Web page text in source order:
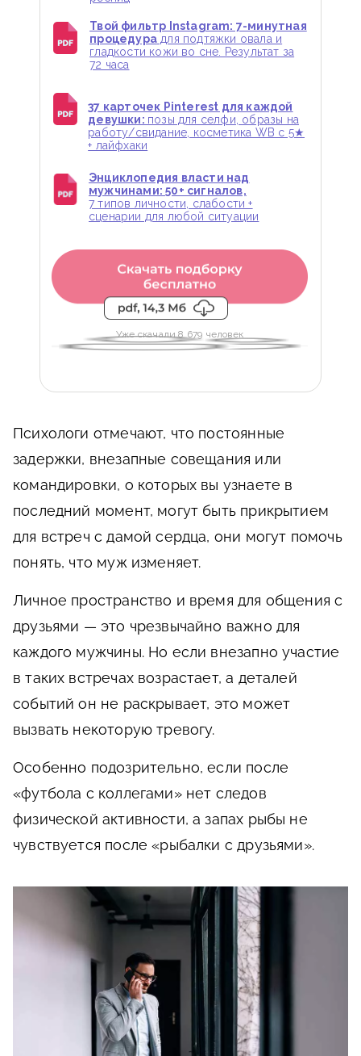
Твой фильтр Instagram: 7-минутная
процедурадля подтяжки овала и
гладкости кожи во сне. Результат за
72 часа
Уже скачали 8 679 человек
37 карточек Pinterest для каждой
девушки: позы для селфи, образы на
работу/свидание, косметика WB с 5★
+ лайфхаки
Энциклопедия власти над
мужчинами: 50+ сигналов,
7 типов личности, слабости +
сценарии для любой ситуации
Психологи отмечают, что постоянные
задержки, внезапные совещания или
командировки, о которых вы узнаете в
последний момент, могут быть прикрытием
для встреч с дамой сердца, они могут помочь
понять, что муж изменяет.
Личное пространство и время для общения с
друзьями — это чрезвычайно важно для
каждого мужчины. Но если внезапно участие
в таких встречах возрастает, а деталей
событий он не раскрывает, это может
вызвать некоторую тревогу.
Особенно подозрительно, если после
«футбола с коллегами» нет следов
физической активности, а запах рыбы не
чувствуется после «рыбалки с друзьями».